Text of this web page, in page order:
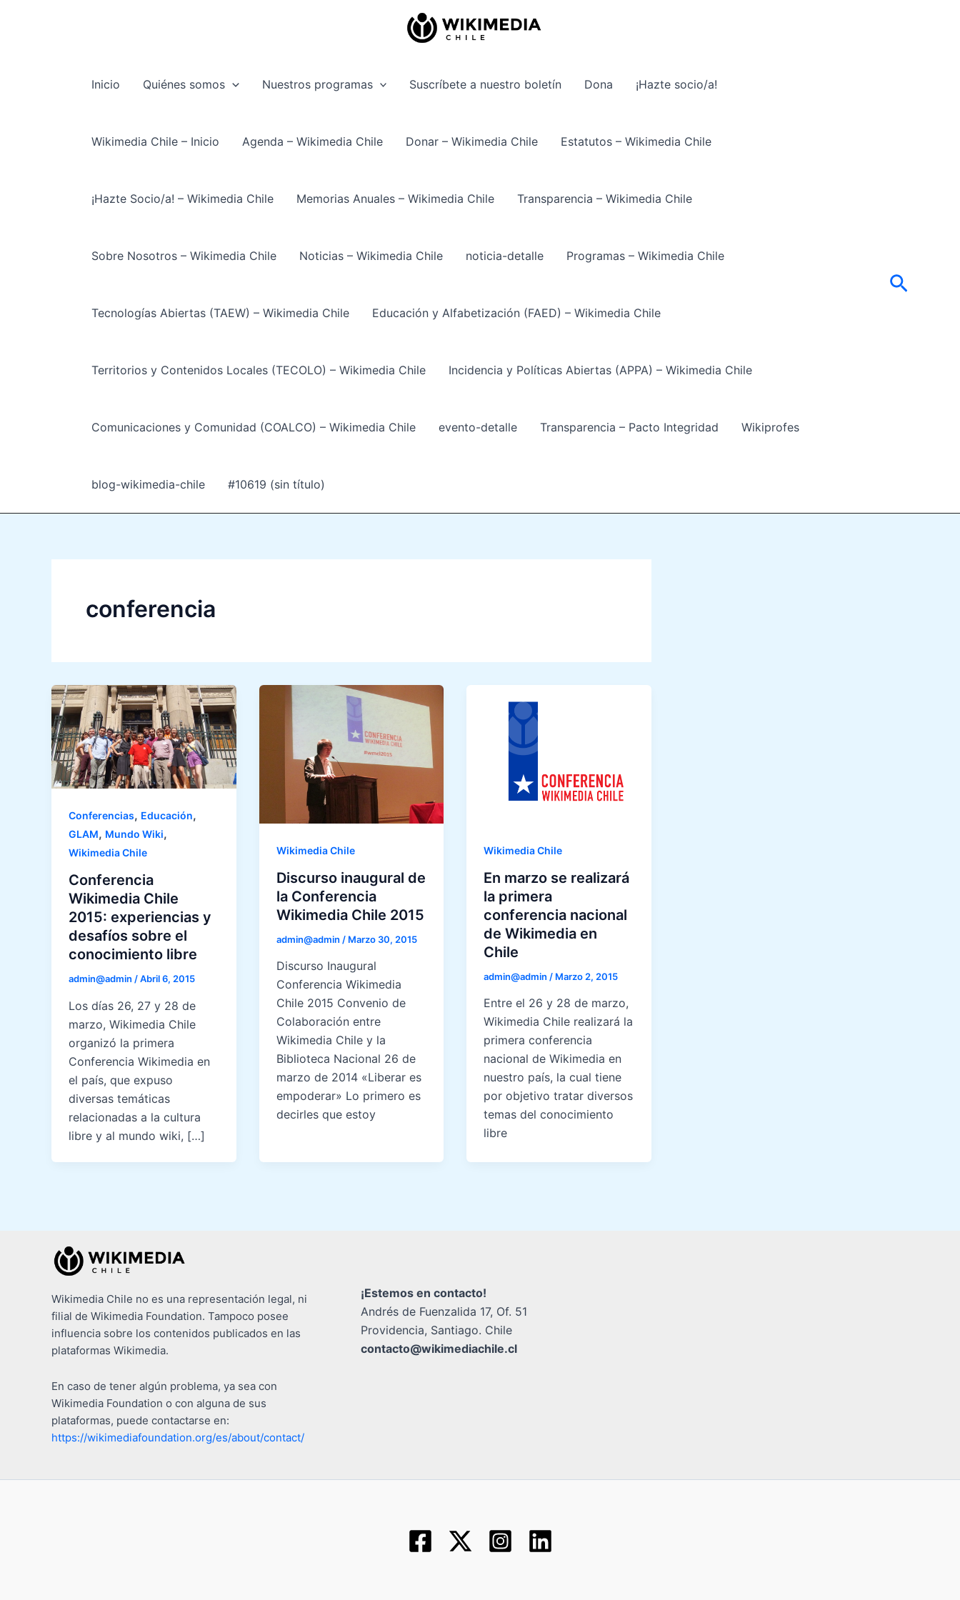
Inicio Quiénes somos Nuestros programas Suscríbete a nuestro boletín Dona ¡Hazte socio/a!
Wikimedia Chile – Inicio Agenda – Wikimedia Chile Donar – Wikimedia Chile Estatutos – Wikimedia Chile
¡Hazte Socio/a! – Wikimedia Chile Memorias Anuales – Wikimedia Chile Transparencia – Wikimedia Chile
Sobre Nosotros – Wikimedia Chile Noticias – Wikimedia Chile noticia-detalle Programas – Wikimedia Chile
Tecnologías Abiertas (TAEW) – Wikimedia Chile Educación y Alfabetización (FAED) – Wikimedia Chile
Territorios y Contenidos Locales (TECOLO) – Wikimedia Chile Incidencia y Políticas Abiertas (APPA) – Wikimedia Chile
Comunicaciones y Comunidad (COALCO) – Wikimedia Chile evento-detalle Transparencia – Pacto Integridad Wikiprofes
blog-wikimedia-chile #10619 (sin título)
Buscar
conferencia
Conferencias, Educación,
GLAM, Mundo Wiki,
Wikimedia Chile
Conferencia
Wikimedia Chile
2015: experiencias y
desafíos sobre el
conocimiento libre
admin@admin /Abril 6, 2015
Los días 26, 27 y 28 de
marzo, Wikimedia Chile
organizó la primera
Conferencia Wikimedia en
el país, que expuso
diversas temáticas
relacionadas a la cultura
libre y al mundo wiki, […]
Wikimedia Chile
Discurso inaugural de
la Conferencia
Wikimedia Chile 2015
admin@admin / Marzo 30, 2015
Discurso Inaugural
Conferencia Wikimedia
Chile 2015 Convenio de
Colaboración entre
Wikimedia Chile y la
Biblioteca Nacional 26 de
marzo de 2014 «Liberar es
empoderar» Lo primero es
decirles que estoy
Wikimedia Chile
En marzo se realizará
la primera
conferencia nacional
de Wikimedia en
Chile
admin@admin / Marzo 2, 2015
Entre el 26 y 28 de marzo,
Wikimedia Chile realizará la
primera conferencia
nacional de Wikimedia en
nuestro país, la cual tiene
por objetivo tratar diversos
temas del conocimiento
libre
Wikimedia Chile no es una representación legal, ni
filial de Wikimedia Foundation. Tampoco posee
influencia sobre los contenidos publicados en las
plataformas Wikimedia.
En caso de tener algún problema, ya sea con
Wikimedia Foundation o con alguna de sus
plataformas, puede contactarse en:
https://wikimediafoundation.org/es/about/contact/
¡Estemos en contacto!
Andrés de Fuenzalida 17, Of. 51
Providencia, Santiago. Chile
contacto@wikimediachile.cl